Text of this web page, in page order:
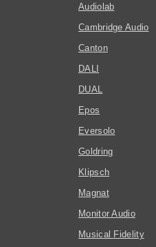
Audiolab
Cambridge Audio
Canton
DALI
DUAL
Epos
Eversolo
Goldring
Klipsch
Magnat
Monitor Audio
Musical Fidelity